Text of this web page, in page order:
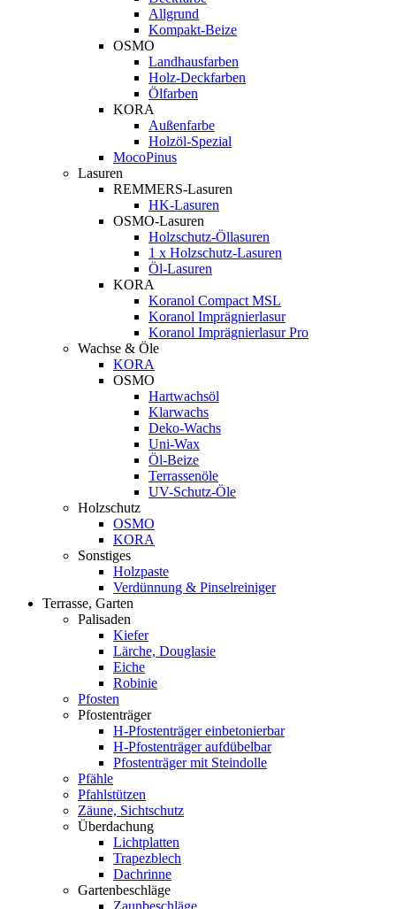
Allgrund
Kompakt-Beize
OSMO
Landhausfarben
Holz-Deckfarben
Ölfarben
KORA
Außenfarbe
Holzöl-Spezial
MocoPinus
Lasuren
REMMERS-Lasuren
HK-Lasuren
OSMO-Lasuren
Holzschutz-Öllasuren
1 x Holzschutz-Lasuren
Öl-Lasuren
KORA
Koranol Compact MSL
Koranol Imprägnierlasur
Koranol Imprägnierlasur Pro
Wachse & Öle
KORA
OSMO
Hartwachsöl
Klarwachs
Deko-Wachs
Uni-Wax
Öl-Beize
Terrassenöle
UV-Schutz-Öle
Holzschutz
OSMO
KORA
Sonstiges
Holzpaste
Verdünnung & Pinselreiniger
Terrasse, Garten
Palisaden
Kiefer
Lärche, Douglasie
Eiche
Robinie
Pfosten
Pfostenträger
H-Pfostenträger einbetonierbar
H-Pfostenträger aufdübelbar
Pfostenträger mit Steindolle
Pfähle
Pfahlstützen
Zäune, Sichtschutz
Überdachung
Lichtplatten
Trapezblech
Dachrinne
Gartenbeschläge
Zaunbeschläge